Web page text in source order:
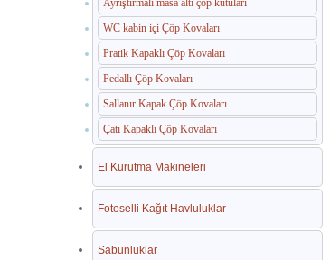
Ayrıştırmalı masa altı çöp kutuları
WC kabin içi Çöp Kovaları
Pratik Kapaklı Çöp Kovaları
Pedallı Çöp Kovaları
Sallanır Kapak Çöp Kovaları
Çatı Kapaklı Çöp Kovaları
El Kurutma Makineleri
Fotoselli Kağıt Havluluklar
Sabunluklar